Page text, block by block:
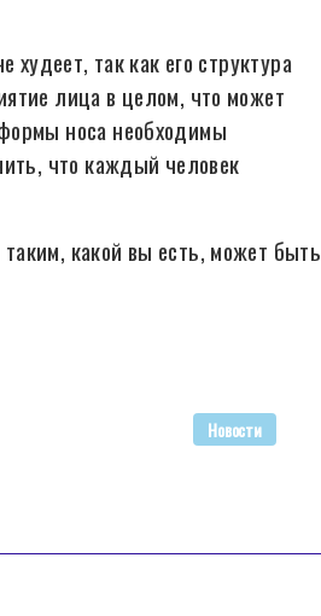
так как его структура
лица в целом, что может
носа необходимы
что каждый человек
какой вы есть, может быть
Новости